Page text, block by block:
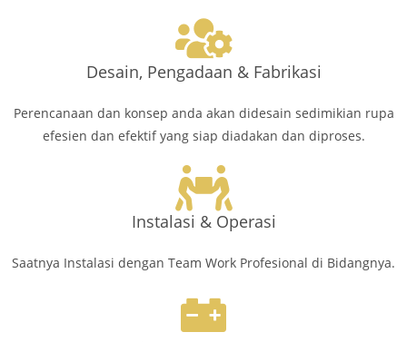
Desain, Pengadaan & Fabrikasi
Perencanaan dan konsep anda akan didesain sedimikian rupa
efesien dan efektif yang siap diadakan dan diproses.
Instalasi & Operasi
Saatnya Instalasi dengan Team Work Profesional di Bidangnya.